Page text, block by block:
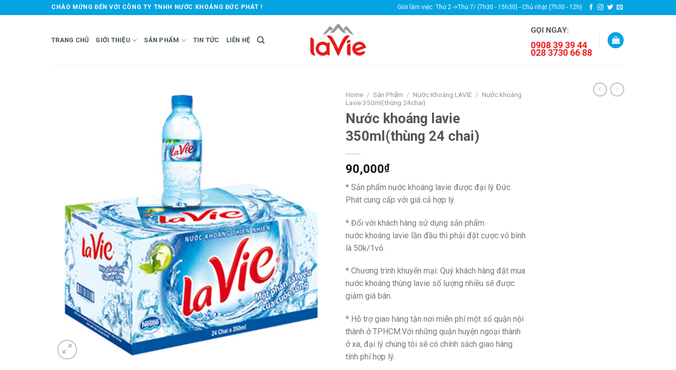
to
CHÀO MỪNG ĐẾN VỚI CÔNG TY TNHH NƯỚC KHOÁNG ĐỨC PHÁT ! Giời làm việc: Thứ 2 ->Thứ 7/ (7h30 - 15h30) - Chủ nhật (7h30 - 12h)
TRANG CHỦ GIỚI THIỆU SẢN PHẨM TIN TỨC LIÊN HỆ
GỌI NGAY:
0908 39 39 44
028 3730 66 88
Home / Sản Phẩm / Nước Khoáng LAVIE / Nước khoáng
Lavie 350ml(thùng 24chai)
Nước khoáng lavie
350ml(thùng 24 chai)
90,000₫
* Sản phẩm nước khoáng lavie được đại lý Đức
Phát cung cấp với giá cả hợp lý.
* Đối với khách hàng sử dụng sản phẩm
nước khoáng lavie lần đầu thì phải đặt cược vỏ bình
là 50k/1vỏ.
* Chương trình khuyến mại: Quý khách hàng đặt mua
nước khoáng thùng lavie số lượng nhiều sẽ được
giảm giá bán.
* Hỗ trợ giao hàng tận nơi miễn phí một số quận nội
thành ở TPHCM.Với những quận huyện ngoại thành
ở xa, đại lý chúng tôi sẽ có chính sách giao hàng
tính phí hợp lý.